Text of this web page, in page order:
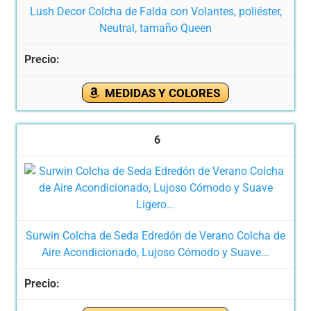
Lush Decor Colcha de Falda con Volantes, poliéster,
Neutral, tamaño Queen
MEDIDAS Y COLORES
6
Surwin Colcha de Seda Edredón de Verano Colcha de
Aire Acondicionado, Lujoso Cómodo y Suave...